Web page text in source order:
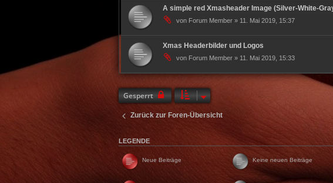
A simple red Xmasheader Image (Silver-White-
von Forum Member » 11. Mai 2019, 15:37
Xmas Headerbilder und Logos
von Forum Member » 11. Mai 2019, 15:33
Gesperrt
Zurück zur Foren-Übersicht
LEGENDE
Neue Beiträge Keine neuen Beiträge